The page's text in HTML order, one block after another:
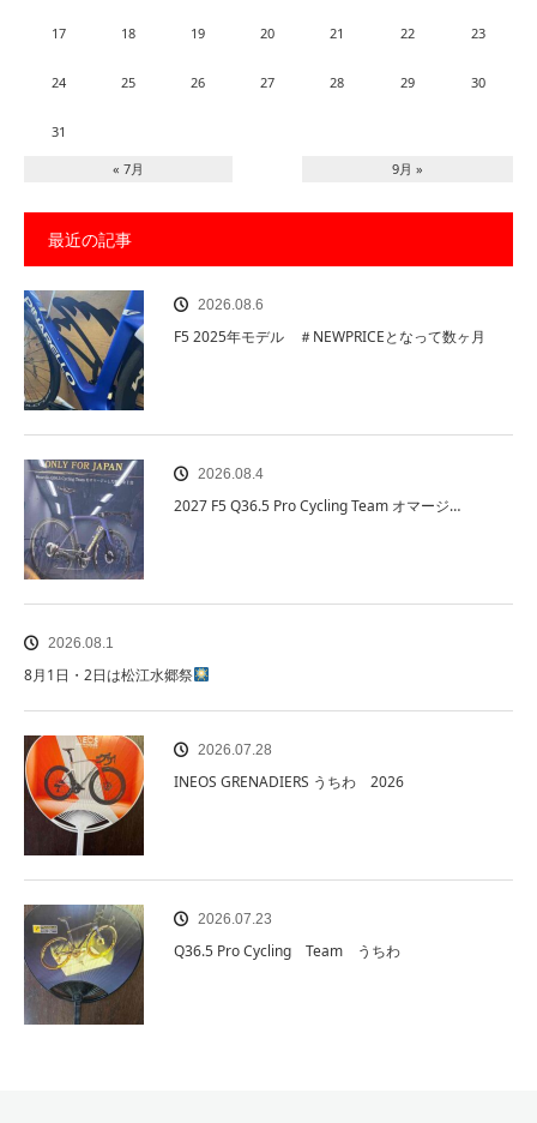
17 18 19 20 21 22 23
24 25 26 27 28 29 30
31
« 7月 9月 »
最近の記事
2026.08.6
F5 2025年モデル ＃NEWPRICEとなって数ヶ月
2026.08.4
2027 F5 Q36.5 Pro Cycling Team オマージ…
2026.08.1
8月1日・2日は松江水郷祭
2026.07.28
INEOS GRENADIERS うちわ 2026
2026.07.23
Q36.5 Pro Cycling Team うちわ